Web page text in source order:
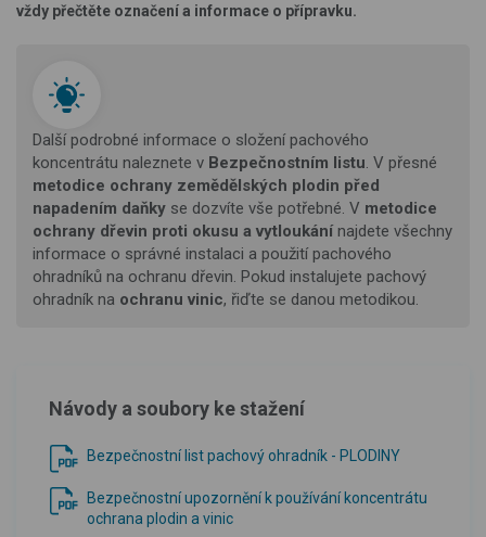
vždy přečtěte označení a informace o přípravku.
Další podrobné informace o složení pachového
koncentrátu naleznete v Bezpečnostním listu. V přesné
metodice ochrany zemědělských plodin před
napadením daňky se dozvíte vše potřebné. V metodice
ochrany dřevin proti okusu a vytloukánínajdete všechny
informace o správné instalaci a použití pachového
ohradníků na ochranu dřevin. Pokud instalujete pachový
ohradník na ochranu vinic, řiďte se danou metodikou.
Návody a soubory ke stažení
Bezpečnostní list pachový ohradník - PLODINY
Bezpečnostní upozornění k používání koncentrátu
ochrana plodin a vinic